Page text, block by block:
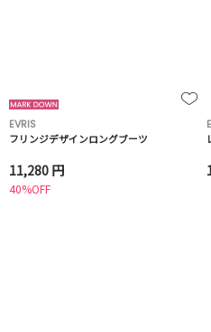
EVRIS
フリンジデザインロングブーツ
11,280 円
40%OFF